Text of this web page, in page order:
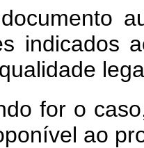
indicados
for o
ao